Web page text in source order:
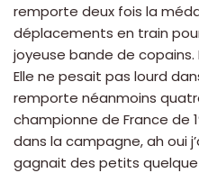
remporte deux fois la
déplacements en train
joyeuse bande de
Elle ne pesait pas lourd
remporte néanmoins
championne de France de
dans la campagne, ah oui
gagnait des petits quelque